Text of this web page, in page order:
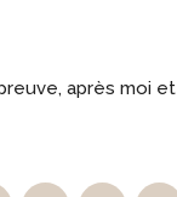
après moi et